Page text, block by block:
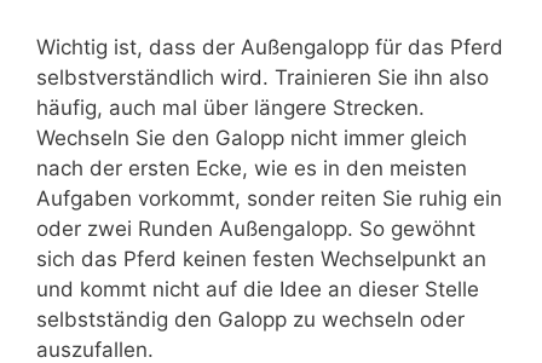
Wichtig ist, dass der Außengalopp für das Pferd
selbstverständlich wird. Trainieren Sie ihn also
häufig, auch mal über längere Strecken.
Wechseln Sie den Galopp nicht immer gleich
nach der ersten Ecke, wie es in den meisten
Aufgaben vorkommt, sonder reiten Sie ruhig ein
oder zwei Runden Außengalopp. So gewöhnt
sich das Pferd keinen festen Wechselpunkt an
und kommt nicht auf die Idee an dieser Stelle
selbstständig den Galopp zu wechseln oder
auszufallen.